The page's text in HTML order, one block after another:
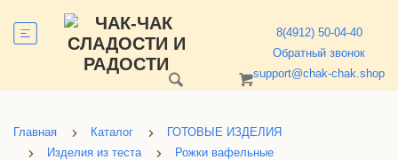
8(4912) 50-04-40
Обратный звонок
support@chak-chak.shop
Главная Каталог
ГОТОВЫЕ ИЗДЕЛИЯ
Изделия из теста
Рожки вафельные